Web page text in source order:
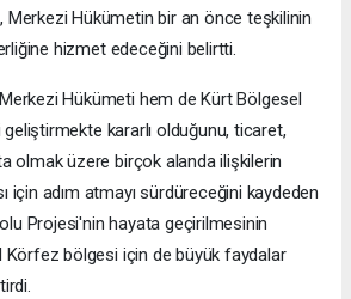
Merkezi Hükümetin bir an önce teşkilinin
hizmet edeceğini belirtti.
Hükümeti hem de Kürt Bölgesel
kararlı olduğunu, ticaret,
olmak üzere birçok alanda ilişkilerin
için adım atmayı sürdüreceğini kaydeden
Projesi'nin hayata geçirilmesinin
Körfez bölgesi için de büyük faydalar